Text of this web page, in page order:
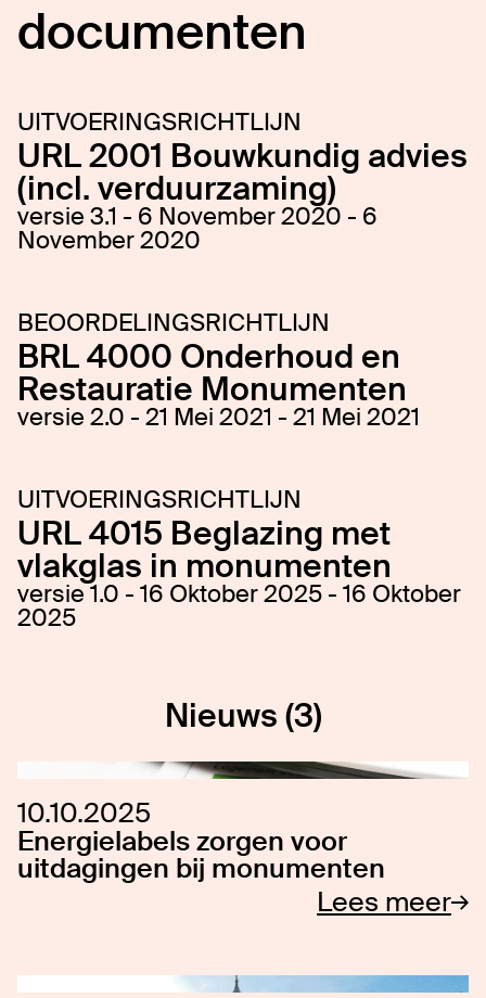
documenten
URL 2001 Bouwkundig advies
(incl. verduurzaming)
UITVOERINGSRICHTLIJN
versie 3.1 - 6 November 2020 - 6
November 2020
BRL 4000 Onderhoud en
Restauratie Monumenten
BEOORDELINGSRICHTLIJN
versie 2.0 - 21 Mei 2021 - 21 Mei 2021
URL 4015 Beglazing met
vlakglas in monumenten
UITVOERINGSRICHTLIJN
versie 1.0 - 16 Oktober 2025 - 16 Oktober
2025
Nieuws (3)
Energielabels zorgen voor
uitdagingen bij monumenten
10.10.2025
Lees meer